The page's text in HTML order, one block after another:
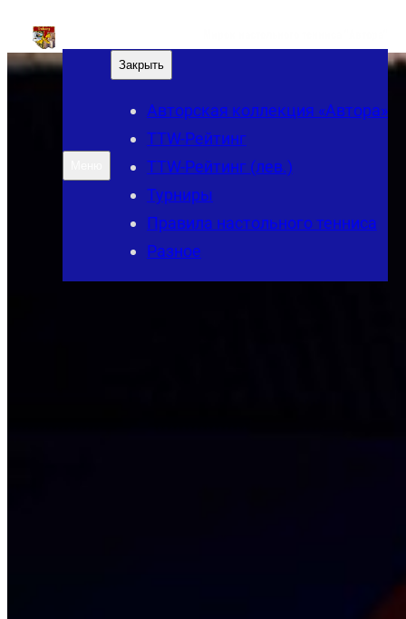
к
содержимому
Закрыть
Авторская коллекция «Автора»
TTW-Рейтинг
TTW-Рейтинг (лев.)
Турниры
Правила настольного тенниса
Разное